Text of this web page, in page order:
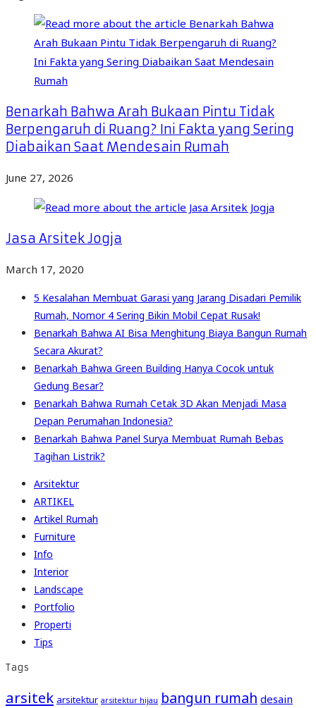
Benarkah Bahwa Arah Bukaan Pintu Tidak
Berpengaruh di Ruang? Ini Fakta yang Sering
Diabaikan Saat Mendesain Rumah
June 27, 2026
Jasa Arsitek Jogja
March 17, 2020
5 Kesalahan Membuat Garasi yang Jarang Disadari Pemilik
Rumah, Nomor 4 Sering Bikin Mobil Cepat Rusak!
Benarkah Bahwa AI Bisa Menghitung Biaya Bangun Rumah
Secara Akurat?
Benarkah Bahwa Green Building Hanya Cocok untuk
Gedung Besar?
Benarkah Bahwa Rumah Cetak 3D Akan Menjadi Masa
Depan Perumahan Indonesia?
Benarkah Bahwa Panel Surya Membuat Rumah Bebas
Tagihan Listrik?
Arsitektur
ARTIKEL
Artikel Rumah
Furniture
Info
Interior
Landscape
Portfolio
Properti
Tips
Tags
arsitek arsitektur arsitektur hijau bangun rumah desain